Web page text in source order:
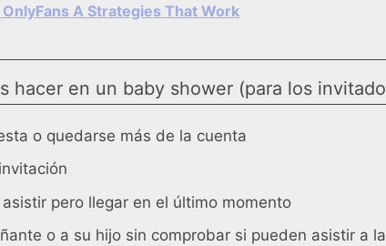
A Strategies That Work
hacer en un baby shower (para los
o quedarse más de la cuenta
pero llegar en el último momento
o a su hijo sin comprobar si pueden asistir a